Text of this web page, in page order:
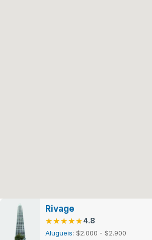
Rivage
★★★★★
★★★★★ 4.8
Alugueis: $2.000 - $2.900